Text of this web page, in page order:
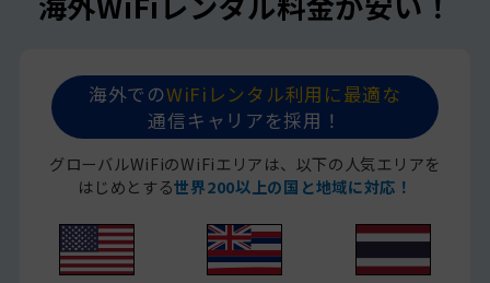
海外でのWiFiレンタル利用に最適な
通信キャリアを採用！
グローバルWiFiのWiFiエリアは、以下の人気エリアを
はじめとする世界200以上の国と地域に対応！